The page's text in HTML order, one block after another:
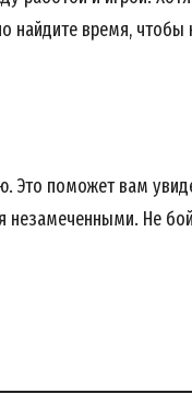
найдите время, чтобы
Это поможет вам
Не